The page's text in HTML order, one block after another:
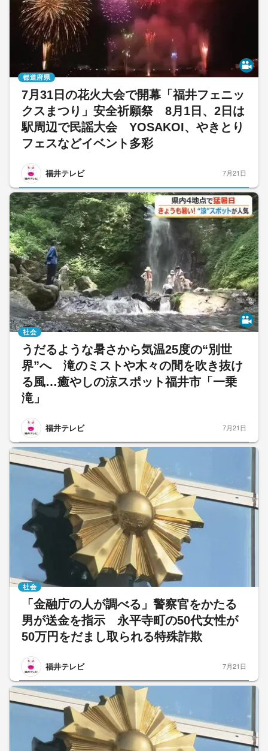
7月31日の花火大会で開幕「福井フェニッ
クスまつり」安全祈願祭 8月1日、2日は
駅周辺で民謡大会 YOSAKOI、やきとり
フェスなどイベント多彩
福井テレビ
都道府県
7月21日
うだるような暑さから気温25度の“別世
界”へ 滝のミストや木々の間を吹き抜け
る風…癒やしの涼スポット福井市「一乗
滝」
福井テレビ
社会
7月21日
「金融庁の人が調べる」警察官をかたる
男が送金を指示 永平寺町の50代女性が
50万円をだまし取られる特殊詐欺
福井テレビ
社会
7月21日